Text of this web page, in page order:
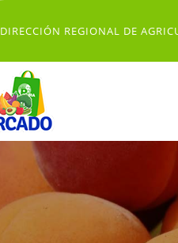
DIRECCIÓN REGIONAL DE